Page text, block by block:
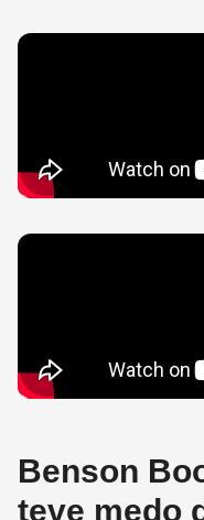
Benson
teve medo